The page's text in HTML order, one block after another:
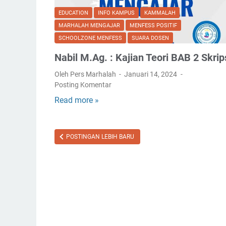
EDUCATION INFO KAMPUS
KAMMALAH
MARHALAH MENGAJAR
MENFESS POSITIF
SCHOOLZONE MENFESS
SUARA DOSEN
Nabil M.Ag. : Kajian Teori BAB 2
Oleh Pers Marhalah
Januari 14, 2024
Posting Komentar
Read more »
i
POSTINGAN LEBIH BARU